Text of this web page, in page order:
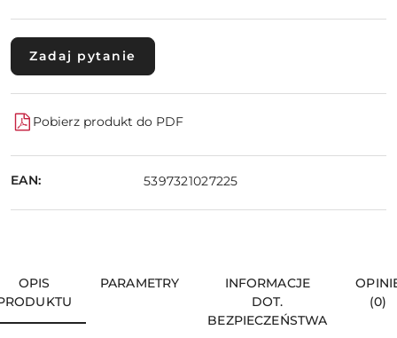
Zadaj pytanie
Pobierz produkt do PDF
EAN: 5397321027225
OPIS
PARAMETRY
INFORMACJE
DOT.
BEZPIECZEŃSTWA
(0)